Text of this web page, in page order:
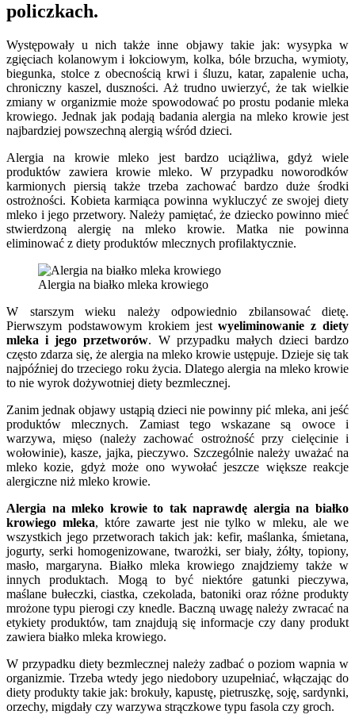
policzkach.
Występowały u nich także inne objawy takie jak: wysypka w
zgięciach kolanowym i łokciowym, kolka, bóle brzucha, wymioty,
biegunka, stolce z obecnością krwi i śluzu, katar, zapalenie ucha,
chroniczny kaszel, duszności. Aż trudno uwierzyć, że tak wielkie
zmiany w organizmie może spowodować po prostu podanie mleka
krowiego. Jednak jak podają badania alergia na mleko krowie jest
najbardziej powszechną alergią wśród dzieci.
Alergia na krowie mleko jest bardzo uciążliwa, gdyż wiele
produktów zawiera krowie mleko. W przypadku noworodków
karmionych piersią także trzeba zachować bardzo duże środki
ostrożności. Kobieta karmiąca powinna wykluczyć ze swojej diety
mleko i jego przetwory. Należy pamiętać, że dziecko powinno mieć
stwierdzoną alergię na mleko krowie. Matka nie powinna
eliminować z diety produktów mlecznych profilaktycznie.
Alergia na białko mleka krowiego
W starszym wieku należy odpowiednio zbilansować dietę.
Pierwszym podstawowym krokiem jestwyeliminowanie z diety
mleka i jego przetworów. W przypadku małych dzieci bardzo
często zdarza się, że alergia na mleko krowie ustępuje. Dzieje się tak
najpóźniej do trzeciego roku życia. Dlatego alergia na mleko krowie
to nie wyrok dożywotniej diety bezmlecznej.
Zanim jednak objawy ustąpią dzieci nie powinny pić mleka, ani jeść
produktów mlecznych. Zamiast tego wskazane są owoce i
warzywa, mięso (należy zachować ostrożność przy cielęcinie i
wołowinie), kasze, jajka, pieczywo. Szczególnie należy uważać na
mleko kozie, gdyż może ono wywołać jeszcze większe reakcje
alergiczne niż mleko krowie.
Alergia na mleko krowie to tak naprawdę alergia na białko
krowiego mleka, które zawarte jest nie tylko w mleku, ale we
wszystkich jego przetworach takich jak: kefir, maślanka, śmietana,
jogurty, serki homogenizowane, twarożki, ser biały, żółty, topiony,
masło, margaryna. Białko mleka krowiego znajdziemy także w
innych produktach. Mogą to być niektóre gatunki pieczywa,
maślane bułeczki, ciastka, czekolada, batoniki oraz różne produkty
mrożone typu pierogi czy knedle. Baczną uwagę należy zwracać na
etykiety produktów, tam znajdują się informacje czy dany produkt
zawiera białko mleka krowiego.
W przypadku diety bezmlecznej należy zadbać o poziom wapnia w
organizmie. Trzeba wtedy jego niedobory uzupełniać, włączając do
diety produkty takie jak: brokuły, kapustę, pietruszkę, soję, sardynki,
orzechy, migdały czy warzywa strączkowe typu fasola czy groch.